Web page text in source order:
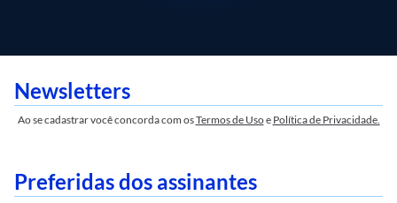
Newsletters
Ao se cadastrar você concorda com osTermos de Usoe Política de Privacidade.
Preferidas dos assinantes